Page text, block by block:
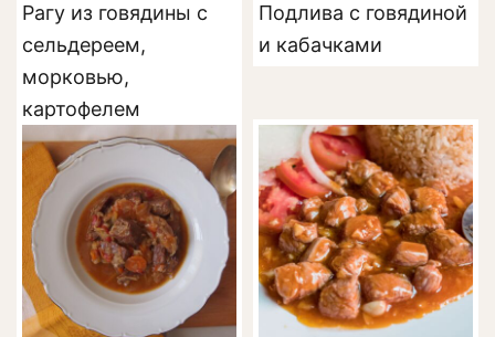
Рагу из говядины с
сельдереем,
морковью,
картофелем
Подлива с говядиной
и кабачками